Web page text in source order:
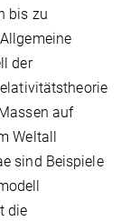
bis zu
der
auf
Weltall
sind Beispiele
die